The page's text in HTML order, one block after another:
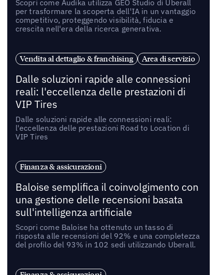
Scopri come Audika utilizza GEO Studio di Uberall
per trasformare la scoperta dell'IA in un vantaggio
competitivo, proteggendo visibilità, fiducia e
crescita nell'era della ricerca generativa.
Vendita al dettaglio & franchising Area di servizio
Dalle soluzioni rapide alle connessioni
reali: l'eccellenza delle prestazioni di
VIP Tires
Dalle soluzioni rapide alle connessioni reali:
l'eccellenza delle prestazioni Road to Location di
VIP Tires
Finanza & assicurazioni
Baloise semplifica il coinvolgimento con
una gestione delle recensioni basata
sull'intelligenza artificiale
Scopri come Baloise ha ottenuto un tasso di
risposta alle recensioni del 92% e una completezza
del profilo del 93% in 102 sedi utilizzando Uberall.